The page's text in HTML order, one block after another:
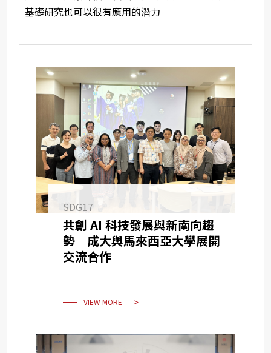
基礎研究也可以很有應用的潛力
SDG17
共創 AI 科技發展與新南向趨
勢 成大與馬來西亞大學展開
交流合作
VIEW MORE